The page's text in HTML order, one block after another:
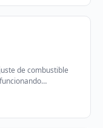
de combustible